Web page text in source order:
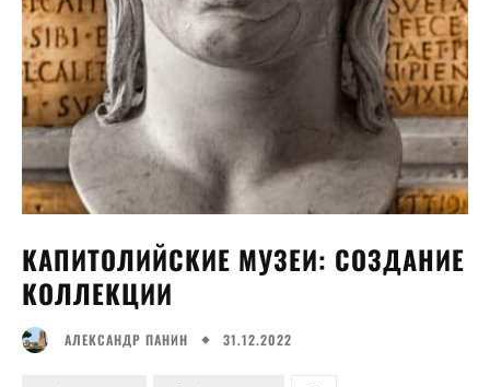
КАПИТОЛИЙСКИЕ МУЗЕИ: СОЗДАНИЕ
КОЛЛЕКЦИИ
АЛЕКСАНДР ПАНИН 31.12.2022